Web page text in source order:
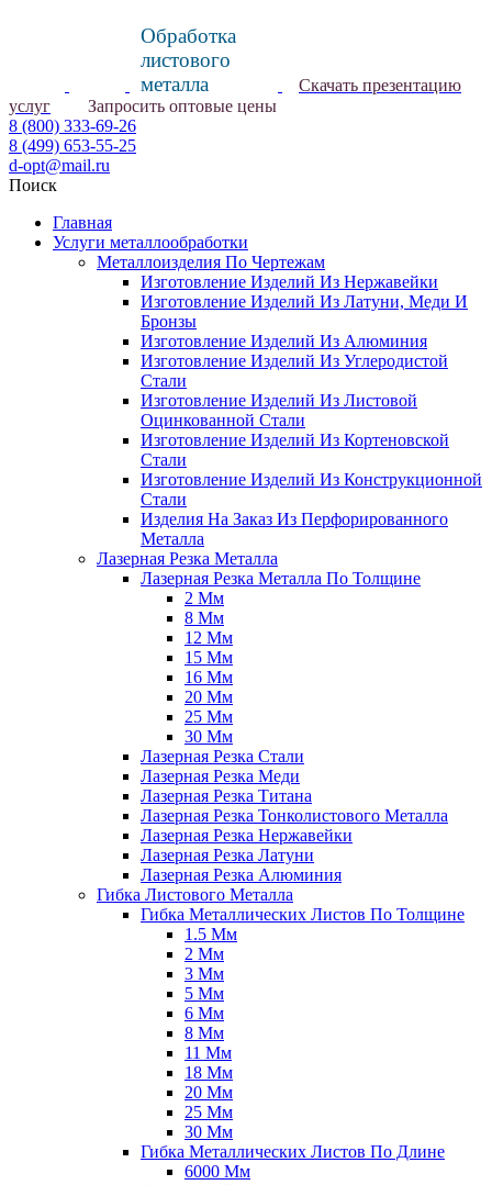
Обработка
листового
металла
Скачать презентацию
услуг
Запросить оптовые цены
8 (800) 333-69-26
8 (499) 653-55-25
d-opt@mail.ru
Поиск
Главная
Услуги металлообработки
Металлоизделия По Чертежам
Изготовление Изделий Из Нержавейки
Изготовление Изделий Из Латуни, Меди И
Бронзы
Изготовление Изделий Из Алюминия
Изготовление Изделий Из Углеродистой
Стали
Изготовление Изделий Из Листовой
Оцинкованной Стали
Изготовление Изделий Из Кортеновской
Стали
Изготовление Изделий Из Конструкционной
Стали
Изделия На Заказ Из Перфорированного
Металла
Лазерная Резка Металла
Лазерная Резка Металла По Толщине
2 Мм
8 Мм
12 Мм
15 Мм
16 Мм
20 Мм
25 Мм
30 Мм
Лазерная Резка Стали
Лазерная Резка Меди
Лазерная Резка Титана
Лазерная Резка Тонколистового Металла
Лазерная Резка Нержавейки
Лазерная Резка Латуни
Лазерная Резка Алюминия
Гибка Листового Металла
Гибка Металлических Листов По Толщине
1.5 Мм
2 Мм
3 Мм
5 Мм
6 Мм
8 Мм
11 Мм
18 Мм
20 Мм
25 Мм
30 Мм
Гибка Металлических Листов По Длине
6000 Мм